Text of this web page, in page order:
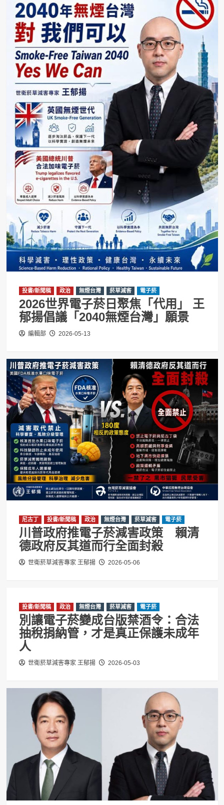
投書/新聞稿 政治 無煙台灣 菸草減害 電子菸
2026世界電子菸日聚焦「代用」 王
郁揚倡議「2040無煙台灣」願景
編輯部 2026-05-13
尼古丁 投書/新聞稿 政治 無煙台灣 菸草減害 電子菸
川普政府推電子菸減害政策 賴清
德政府反其道而行全面封殺
世衛菸草減害專家 王郁揚 2026-05-06
投書/新聞稿 政治 無煙台灣 菸草減害 電子菸
別讓電子菸變成台版禁酒令：合法
抽稅捐納管，才是真正保護未成年
人
世衛菸草減害專家 王郁揚 2026-05-03